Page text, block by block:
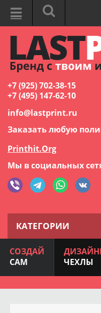
+7 (925) 702-38-15
+7 (495) 147-62-10
info@lastprint.ru
Заказать любую
Printhit.Org
Мы в социальных
КАТЕГОРИИ
СОЗДАЙ
САМ
ЧЕХЛЫ